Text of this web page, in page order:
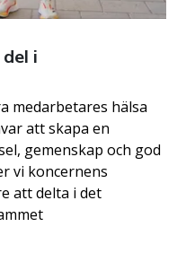
i
medarbetares hälsa
att skapa en
gemenskap och god
vi koncernens
att delta i det